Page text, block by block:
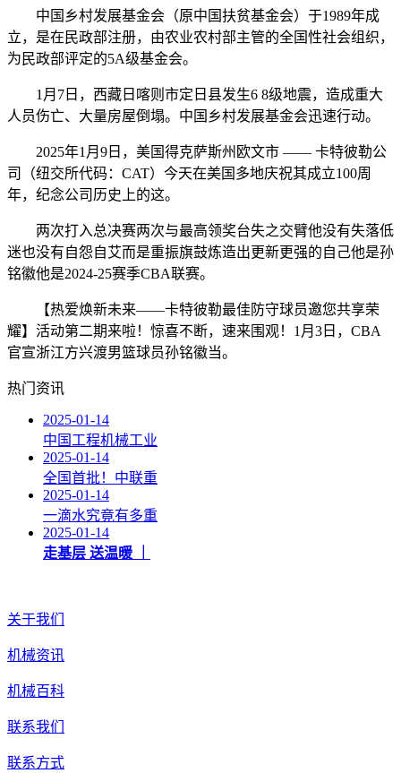
中国乡村发展基金会（原中国扶贫基金会）于1989年成
立，是在民政部注册，由农业农村部主管的全国性社会组织，
为民政部评定的5A级基金会。
1月7日，西藏日喀则市定日县发生6 8级地震，造成重大
人员伤亡、大量房屋倒塌。中国乡村发展基金会迅速行动。
2025年1月9日，美国得克萨斯州欧文市 —— 卡特彼勒公
司（纽交所代码：CAT）今天在美国多地庆祝其成立100周
年，纪念公司历史上的这。
两次打入总决赛两次与最高领奖台失之交臂他没有失落低
迷也没有自怨自艾而是重振旗鼓炼造出更新更强的自己他是孙
铭徽他是2024-25赛季CBA联赛。
【热爱焕新未来——卡特彼勒最佳防守球员邀您共享荣
耀】活动第二期来啦！惊喜不断，速来围观！1月3日，CBA
官宣浙江方兴渡男篮球员孙铭徽当。
热门资讯
2025-01-14
中国工程机械工业
2025-01-14
全国首批！中联重
2025-01-14
一滴水究竟有多重
2025-01-14
走基层 送温暖 ｜
关于我们
机械资讯
机械百科
联系我们
联系方式